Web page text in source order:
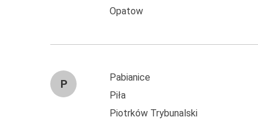
Opatow
P
Pabianice
Piła
Piotrków Trybunalski